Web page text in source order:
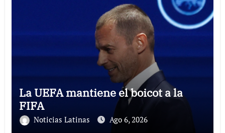
La UEFA mantiene el boicot a la
FIFA
Noticias Latinas Ago 6, 2026